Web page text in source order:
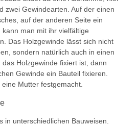
zwei Gewindearten. Auf der einen
auf der anderen Seite ein
man mit ihr vielfältige
Das Holzgewinde lässt sich nicht
sondern natürlich auch in einen
Holzgewinde fixiert ist, dann
Gewinde ein Bauteil fixieren.
Mutter festgemacht.
in unterschiedlichen Bauweisen.